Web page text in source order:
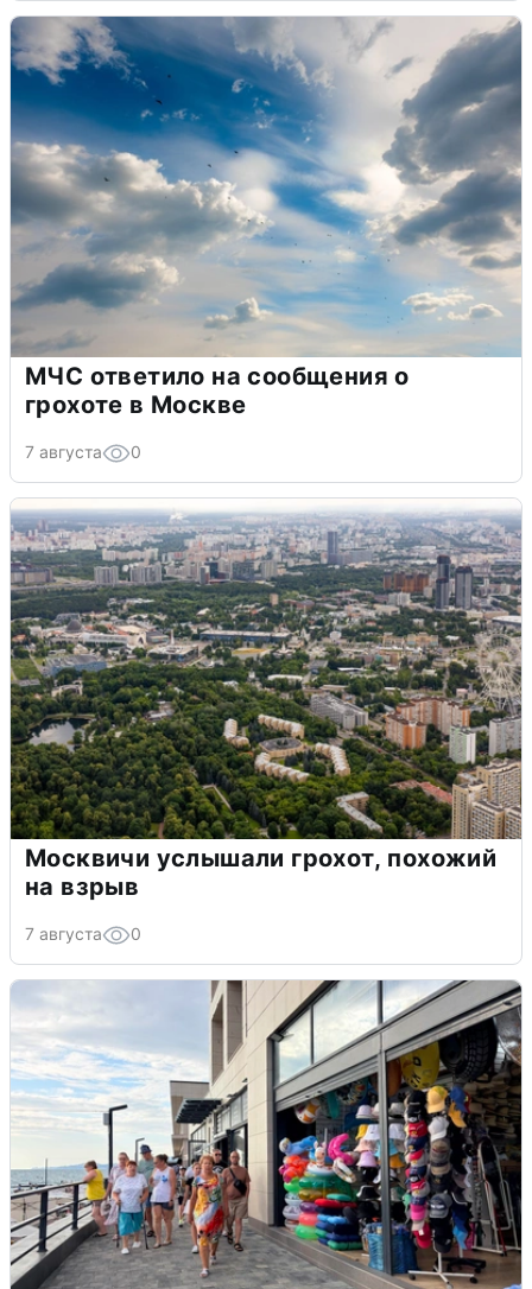
МЧС ответило на сообщения о
грохоте в Москве
7 августа 0
Москвичи услышали грохот, похожий
на взрыв
7 августа 0